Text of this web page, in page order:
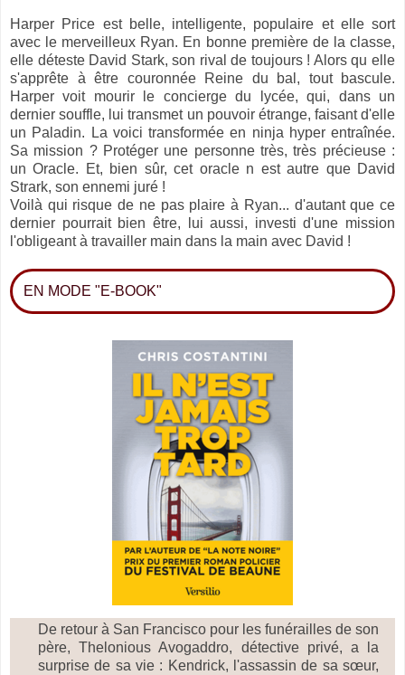
Harper Price est belle, intelligente, populaire et elle sort
avec le merveilleux Ryan. En bonne première de la classe,
elle déteste David Stark, son rival de toujours ! Alors qu elle
s'apprête à être couronnée Reine du bal, tout bascule.
Harper voit mourir le concierge du lycée, qui, dans un
dernier souffle, lui transmet un pouvoir étrange, faisant d'elle
un Paladin. La voici transformée en ninja hyper entraînée.
Sa mission ? Protéger une personne très, très précieuse :
un Oracle. Et, bien sûr, cet oracle n est autre que David
Strark, son ennemi juré !
Voilà qui risque de ne pas plaire à Ryan... d'autant que ce
dernier pourrait bien être, lui aussi, investi d'une mission
l'obligeant à travailler main dans la main avec David !
EN MODE "E-BOOK"
De retour à San Francisco pour les funérailles de son
père, Thelonious Avogaddro, détective privé, a la
surprise de sa vie : Kendrick, l'assassin de sa sœur,